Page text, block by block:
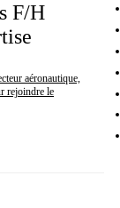
F/H
aéronautique,
rejoindre le